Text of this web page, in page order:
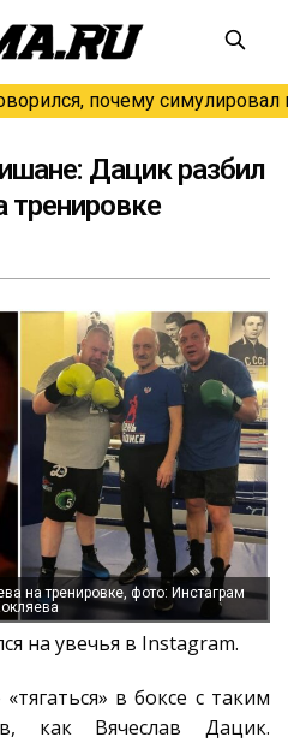
почему симулировал
Дацик разбил
тренировке
на тренировке, фото: Инстаграм
на увечья в Instagram.
в боксе с таким
как Вячеслав Дацик.